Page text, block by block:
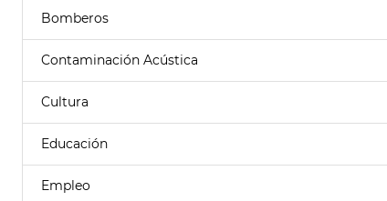
Bomberos
Contaminación Acústica
Cultura
Educación
Empleo